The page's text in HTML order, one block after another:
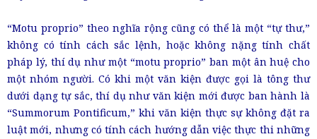
“Motu proprio” theo nghĩa rộng cũng có thể là một “tự thư,”
không có tính cách sắc lệnh, hoặc không nặng tính chất
pháp lý, thí dụ như một “motu proprio” ban một ân huệ cho
một nhóm người. Có khi một văn kiện được gọi là tông thư
dưới dạng tự sắc, thí dụ như văn kiện mới được ban hành là
“Summorum Pontificum,” khi văn kiện thực sự không đặt ra
luật mới, nhưng có tính cách hướng dẫn việc thực thi những